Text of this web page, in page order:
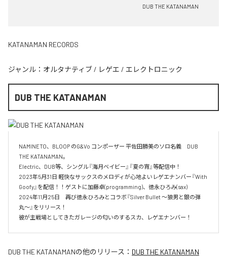
DUB THE KATANAMAN
KATANAMAN RECORDS
ジャンル： オルタナティブ / レゲエ / エレクトロニック
DUB THE KATANAMAN
NAMINETO、BLOOP のG&Vo コンポーザー 平佐田勝美のソロ名義　DUB
THE KATANAMAN。
Electric、DUB等、シングル『海月ベイビー』『夏の宵』等配信中！
2023年5月31日 軽快なサックスのメロディが心地よいレゲエナンバー『With
Goofy』を配信！！ゲストに加藤卓(programming)、徳永ひろみ(sax)
2024年11月25日　再び徳永ひろみとコラボ『Silver Bullet 〜狼男と銀の弾
丸〜』をリリース！
彼が主戦場としてきたガレージの匂いのするスカ、レゲエナンバー！
DUB THE KATANAMANの他のリリース： DUB THE KATANAMAN